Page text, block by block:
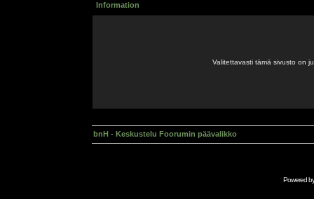
Information
Valitettavasti tämä sivusto on
bnH - Keskustelu Foorumin päävalikko
Powered